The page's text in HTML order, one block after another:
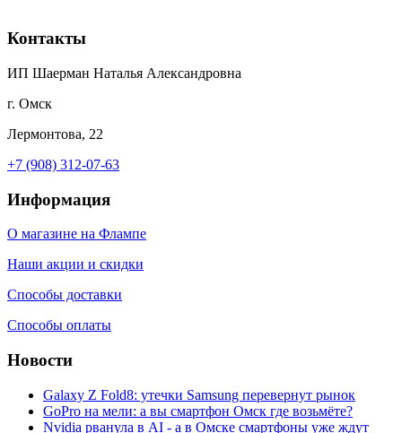
Контакты
ИП Шаерман Наталья Александровна
г. Омск
Лермонтова, 22
+7 (908) 312-07-63
Информация
О магазине на Флампе
Наши акции и скидки
Способы доставки
Способы оплаты
Новости
Galaxy Z Fold8: утечки Samsung перевернут рынок
GoPro на мели: а вы смартфон Омск где возьмёте?
Nvidia рванула в AI - а в Омске смартфоны уже ждут